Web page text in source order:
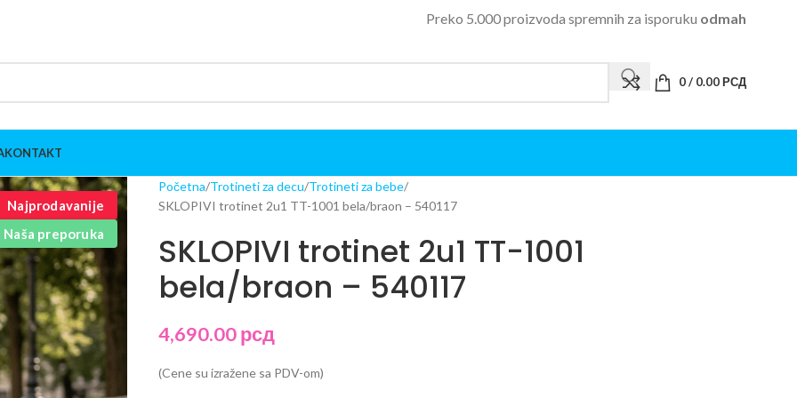
Preko 5.000 proizvoda spremnih za isporuku odmah
0/ 0.00РСД
KONTAKT
Najprodavanije
Naša preporuka
Početna Trotineti za decu Trotineti za bebe
SKLOPIVI trotinet 2u1 TT-1001 bela/braon – 540117
SKLOPIVI trotinet 2u1 TT-1001
bela/braon – 540117
4,690.00рсд
(Cene su izražene sa PDV-om)